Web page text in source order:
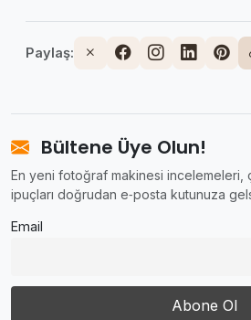
Paylaş:
Bültene Üye Olun!
En yeni fotoğraf makinesi incelemeleri,
ipuçları doğrudan e‑posta kutunuza
Email